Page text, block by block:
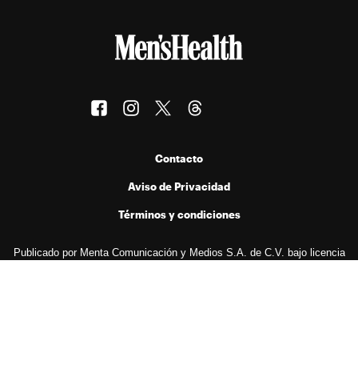
Contacto
Aviso de Privacidad
Términos y condiciones
Publicado por Menta Comunicación y Medios S.A. de C.V. bajo licencia
de Hearst Digital Media, Inc. Prohibida la reproducción de cualquier